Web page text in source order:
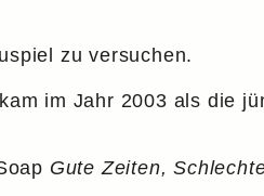
zu versuchen.
im Jahr 2003 als die
Gute Zeiten,